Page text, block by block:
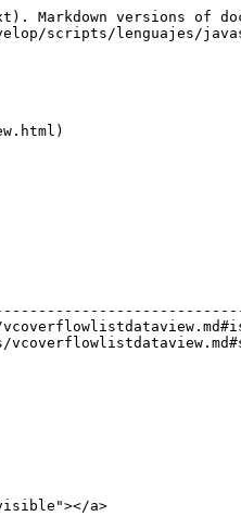
versions of
scripts/lenguajes/
a>